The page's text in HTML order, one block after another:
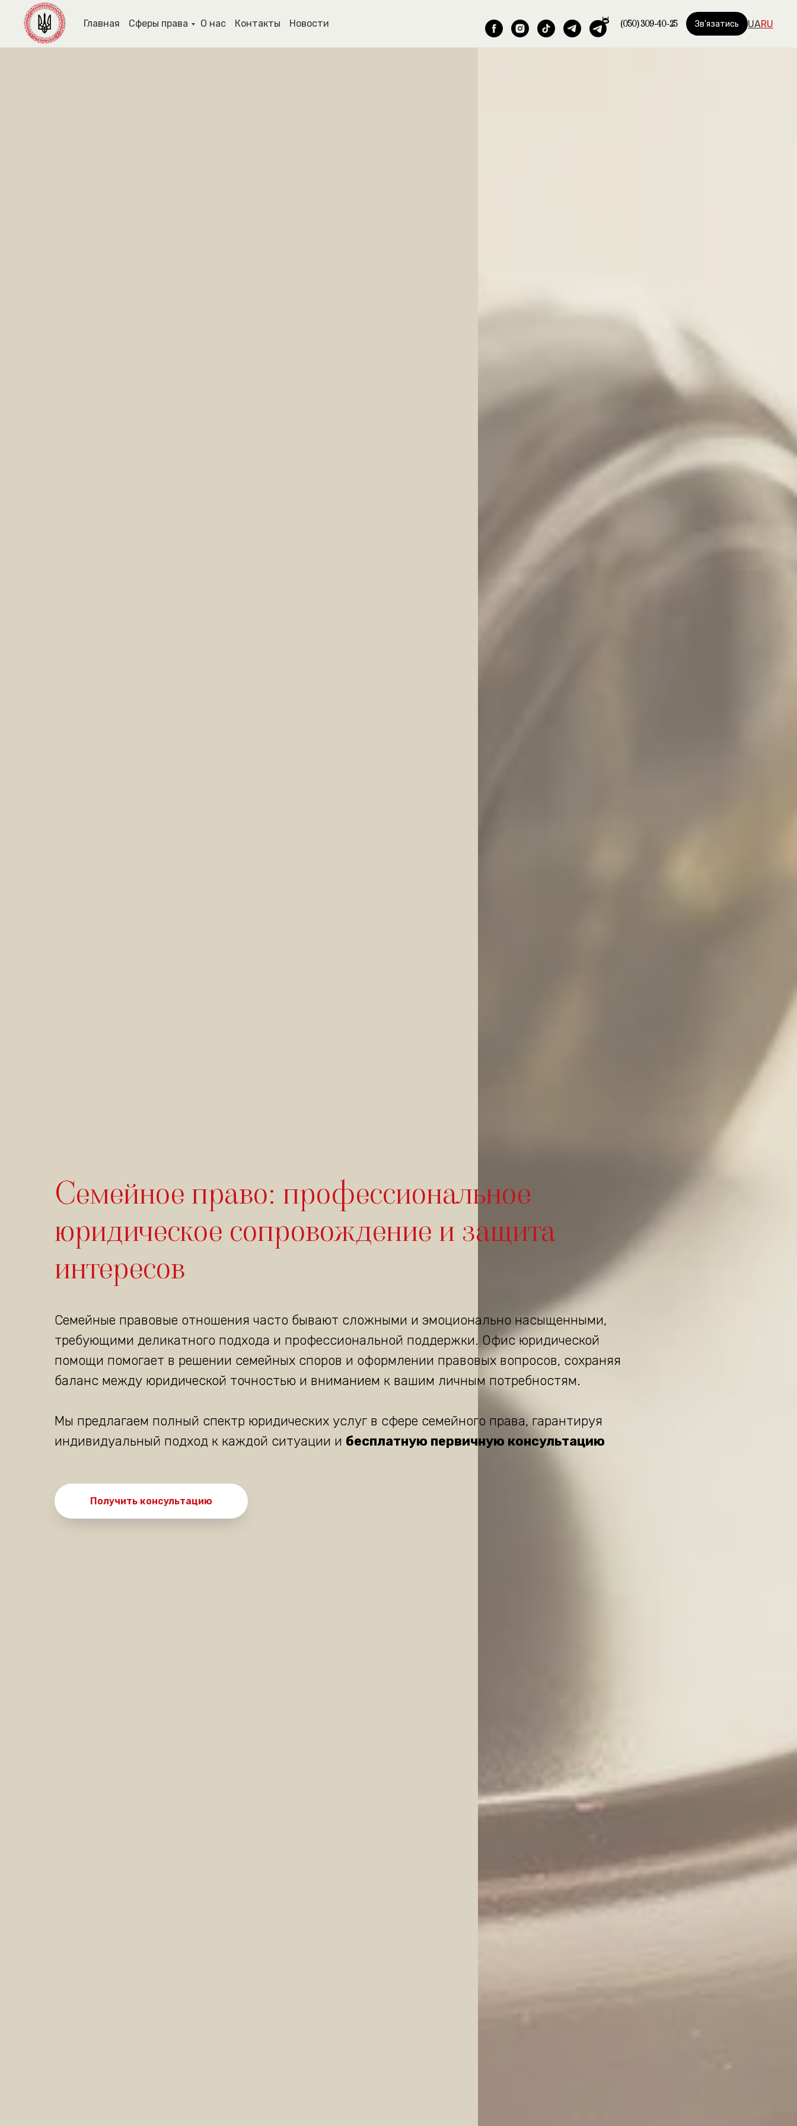
Главная Сферы права О нас Контакты Новости (050) 309-40-25 Зв'язатись UARU
Семейное право: профессиональное
юридическое сопровождение и защита
интересов
Семейные правовые отношения часто бывают сложными и эмоционально насыщенными,
требующими деликатного подхода и профессиональной поддержки. Офис юридической
помощи помогает в решении семейных споров и оформлении правовых вопросов, сохраняя
баланс между юридической точностью и вниманием к вашим личным потребностям.
Мы предлагаем полный спектр юридических услуг в сфере семейного права, гарантируя
индивидуальный подход к каждой ситуации и бесплатную первичную консультацию
Получить консультацию